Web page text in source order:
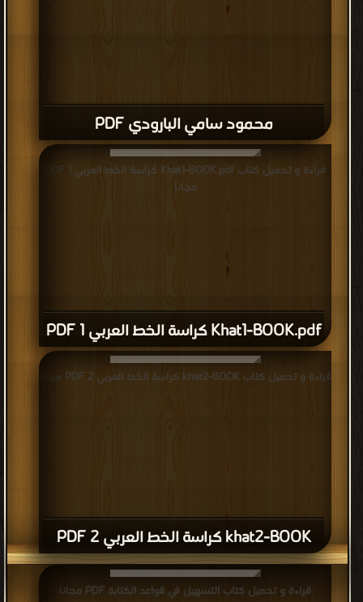
محمود سامي البارودي PDF
Khat1-BOOK.pdf كراسة الخط العربي 1 PDF
قراءة و تحميل كتاب Khat1-BOOK.pdf كراسة الخط العربي 1 PDF
مجانا
khat2-BOOK كراسة الخط العربي 2 PDF
قراءة و تحميل كتاب khat2-BOOK كراسة الخط العربي 2 PDF مجانا
قراءة و تحميل كتاب التسهيل في قواعد الكتابة PDF مجانا